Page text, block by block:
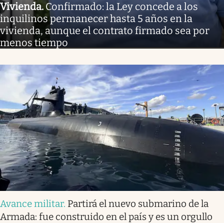
Vivienda.Confirmado: la Ley concede a los
inquilinos permanecer hasta 5 años en la
vivienda, aunque el contrato firmado sea por
menos tiempo
Avance militar. Partirá el nuevo submarino de la
Armada: fue construido en el país y es un orgullo